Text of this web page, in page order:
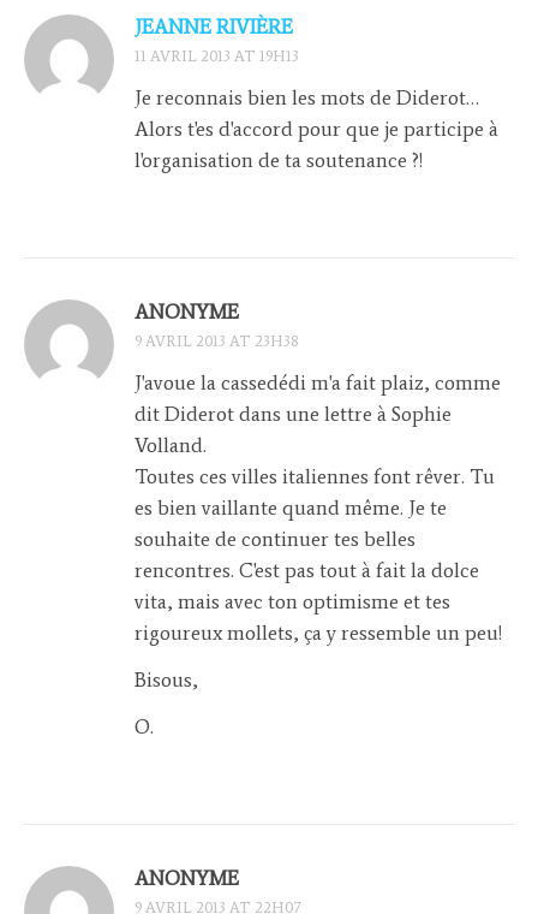
JEANNE RIVIÈRE
11 AVRIL 2013 AT 19H13
Je reconnais bien les mots de Diderot…
Alors t'es d'accord pour que je participe à
l'organisation de ta soutenance ?!
ANONYME
9 AVRIL 2013 AT 23H38
J'avoue la cassedédi m'a fait plaiz, comme
dit Diderot dans une lettre à Sophie
Volland.
Toutes ces villes italiennes font rêver. Tu
es bien vaillante quand même. Je te
souhaite de continuer tes belles
rencontres. C'est pas tout à fait la dolce
vita, mais avec ton optimisme et tes
rigoureux mollets, ça y ressemble un peu!
Bisous,
O.
ANONYME
9 AVRIL 2013 AT 22H07